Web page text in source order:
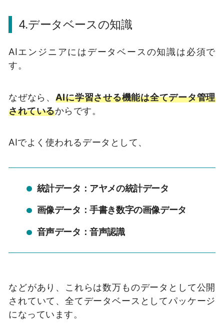
4.データベースの知識
AIエンジニアにはデータベースの知識は必須で
す。
なぜなら、 AIに学習させる機能は全てデータ管理
されているからです。
AIでよく使われるデータとして、
統計データ：アヤメの統計データ
画像データ：手書き数字の画像データ
音声データ：音声認識
などがあり、これらは数万ものデータとして公開
されていて、全てデータベースとしてパッケージ
になっています。